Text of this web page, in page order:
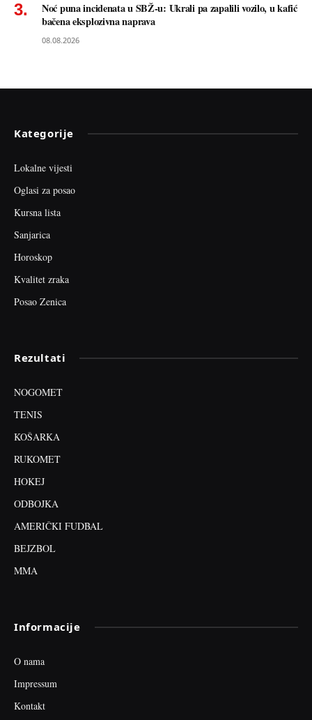
Noć puna incidenata u SBŽ-u: Ukrali pa zapalili vozilo, u kafić
bačena eksplozivna naprava
08.08.2026
Kategorije
Lokalne vijesti
Oglasi za posao
Kursna lista
Sanjarica
Horoskop
Kvalitet zraka
Posao Zenica
Rezultati
NOGOMET
TENIS
KOŠARKA
RUKOMET
HOKEJ
ODBOJKA
AMERIČKI FUDBAL
BEJZBOL
MMA
Informacije
O nama
Impressum
Kontakt